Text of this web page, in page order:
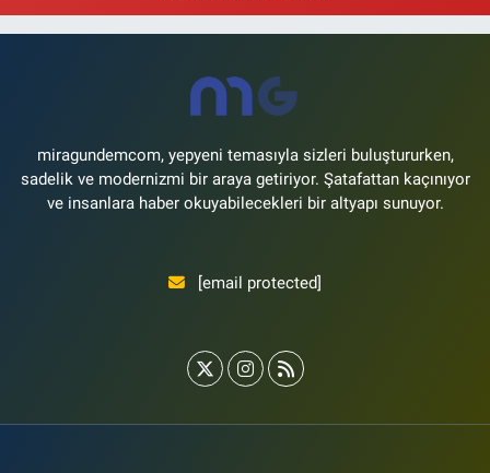
Bayraktar Eczanesi
Şenlikköy Mahallesi, Harman Sokak No:43 4B Florya Bakırköy İstanbul
miragundemcom, yepyeni temasıyla sizleri buluştururken,
sadelik ve modernizmi bir araya getiriyor. Şatafattan kaçınıyor
ve insanlara haber okuyabilecekleri bir altyapı sunuyor.
[email protected]